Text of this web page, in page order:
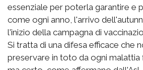
essenziale per poterla garantire e
come ogni anno, l'arrivo
l'inizio della campagna di
Si tratta di una difesa efficace che
preservare in toto da ogni malattia